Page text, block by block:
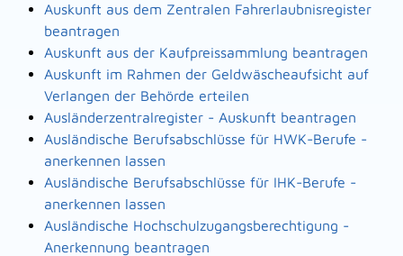
Auskunft aus dem Zentralen Fahrerlaubnisregister
beantragen
Auskunft aus der Kaufpreissammlung beantragen
Auskunft im Rahmen der Geldwäscheaufsicht auf
Verlangen der Behörde erteilen
Ausländerzentralregister - Auskunft beantragen
Ausländische Berufsabschlüsse für HWK-Berufe -
anerkennen lassen
Ausländische Berufsabschlüsse für IHK-Berufe -
anerkennen lassen
Ausländische Hochschulzugangsberechtigung -
Anerkennung beantragen